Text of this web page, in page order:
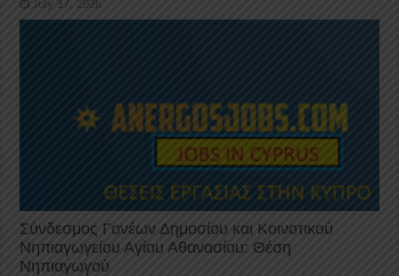
July 17, 2026
Σύνδεσμος Γονέων Δημοσίου και Κοινοτικού
Νηπιαγωγείου Αγίου Αθανασίου: Θέση
Νηπιαγωγού